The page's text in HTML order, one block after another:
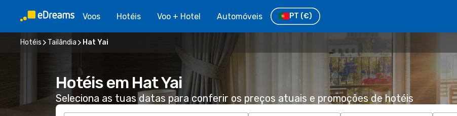
Voos Hotéis Voo + Hotel Automóveis PT (€)
Hotéis Tailândia Hat Yai
Hotéis em Hat Yai
Seleciona as tuas datas para conferir os preços atuais e promoções de hotéis